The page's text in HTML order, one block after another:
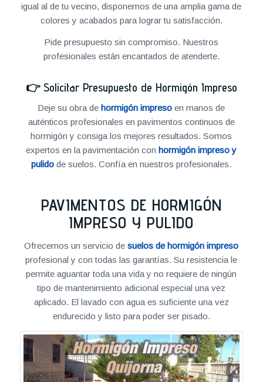
igual al de tu vecino, disponemos de una amplia gama de
colores y acabados para lograr tu satisfacción.
Pide presupuesto sin compromiso. Nuestros
profesionales están encantados de atenderte.
👉 Solicitar Presupuesto de Hormigón Impreso
Deje su obra dehormigón impreso en manos de
auténticos profesionales en pavimentos continuos de
hormigón y consiga los mejores resultados. Somos
expertos en la pavimentación conhormigón impreso y
pulido de suelos. Confía en nuestros profesionales.
PAVIMENTOS DE HORMIGÓN
IMPRESO Y PULIDO
Ofrecemos un servicio desuelos de hormigón impreso
profesional y con todas las garantías. Su resistencia le
permite aguantar toda una vida y no requiere de ningún
tipo de mantenimiento adicional especial una vez
aplicado. El lavado con agua es suficiente una vez
endurecido y listo para poder ser pisado.